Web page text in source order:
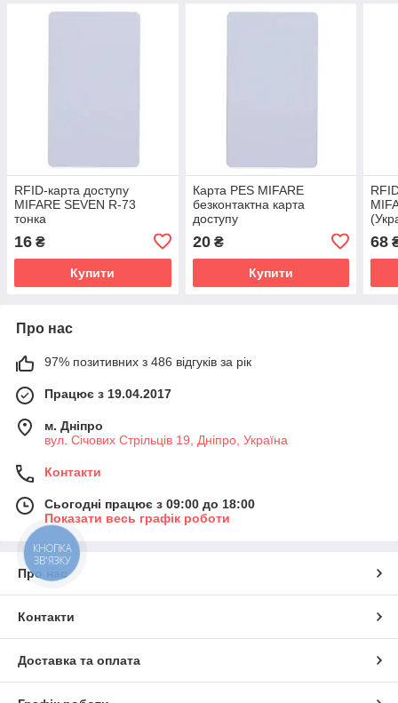
RFID-карта доступу
MIFARE SEVEN R-73
тонка
16 ₴
Купити
Карта PES MIFARE
безконтактна карта
доступу
20₴
Купити
68
Про нас
97% позитивних з 486 відгуків за рік
Працює з 19.04.2017
м. Дніпро
вул. Січових Стрільців 19, Дніпро, Україна
Контакти
Сьогодні працює з 09:00 до 18:00
Показати весь графік роботи
Про нас
Контакти
Доставка та оплата
КНОПКА
ЗВ'ЯЗКУ